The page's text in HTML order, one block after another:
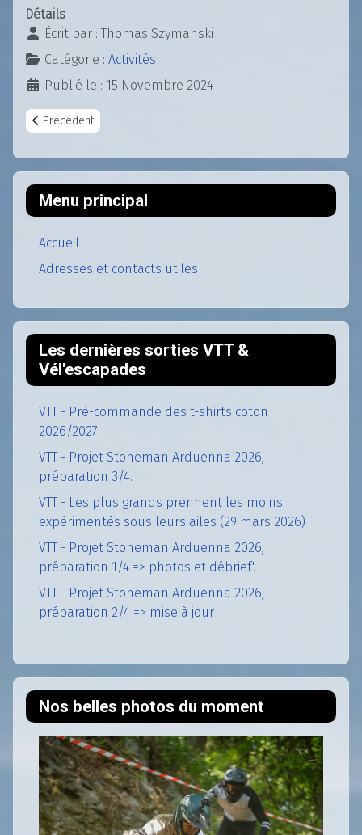
Détails
Écrit par :Thomas Szymanski
Catégorie : Activités
Publié le : 15 Novembre 2024
Article précédent : Gym douce
Précédent
Menu principal
Accueil
Adresses et contacts utiles
Les dernières sorties VTT &
Vél'escapades
VTT - Pré-commande des t-shirts coton
2026/2027
VTT - Projet Stoneman Arduenna 2026,
préparation 3/4.
VTT - Les plus grands prennent les moins
expérimentés sous leurs ailes (29 mars 2026)
VTT - Projet Stoneman Arduenna 2026,
préparation 1/4 => photos et débrief'.
VTT - Projet Stoneman Arduenna 2026,
préparation 2/4 => mise à jour
Nos belles photos du moment